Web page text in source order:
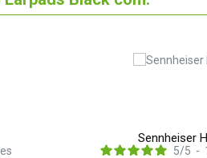
Sennheiser
5/5 -